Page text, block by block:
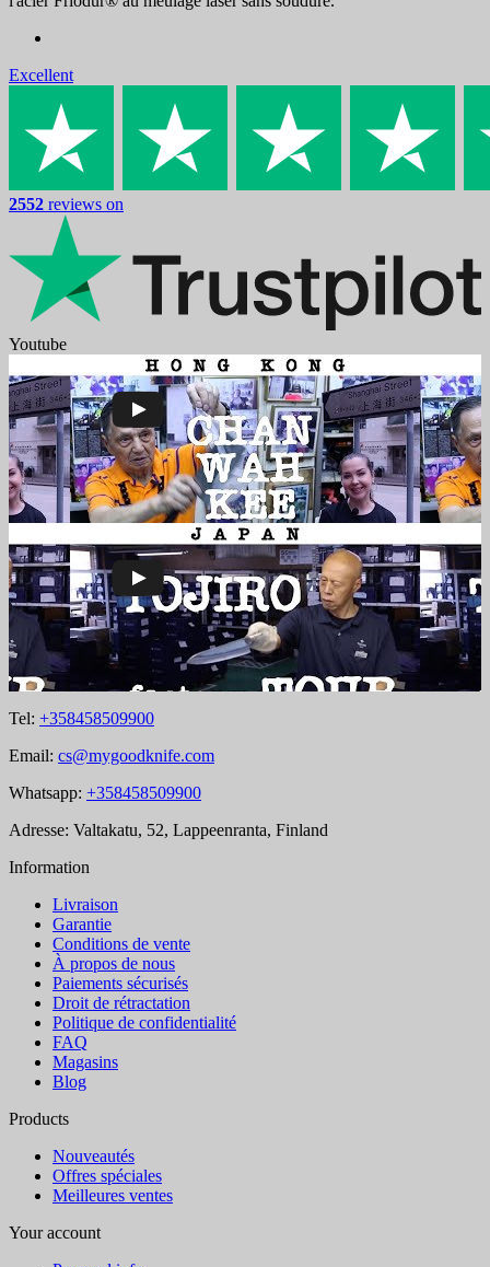
Excellent
2552 reviews on
Youtube
Tel: +358458509900
Email: cs@mygoodknife.com
Whatsapp: +358458509900
Adresse: Valtakatu, 52, Lappeenranta, Finland
Information
Livraison
Garantie
Conditions de vente
À propos de nous
Paiements sécurisés
Droit de rétractation
Politique de confidentialité
FAQ
Magasins
Blog
Products
Nouveautés
Offres spéciales
Meilleures ventes
Your account